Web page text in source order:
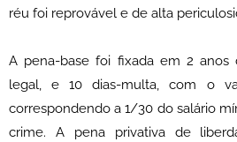
réu foi reprovável e de alta
A pena-base foi fixada em 2 anos
legal, e 10 dias-multa, com o
correspondendo a 1/30 do salário
crime. A pena privativa de